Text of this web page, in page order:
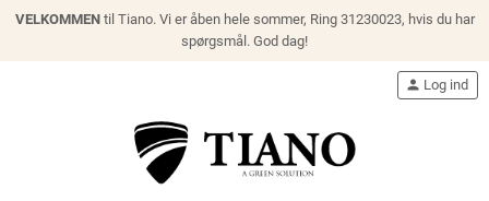
VELKOMMENtil Tiano. Vi er åben hele sommer, Ring 31230023, hvis du har
spørgsmål. God dag!
person Log ind